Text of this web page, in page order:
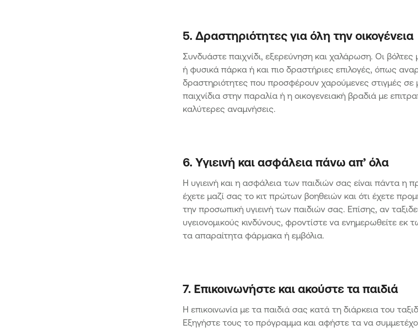
5. Δραστηριότητες για όλη την οικογένεια
Συνδυάστε παιχνίδι, εξερεύνηση και χαλάρωση. Οι
ή φυσικά πάρκα ή και πιο δραστήριες επιλογές, όπως
δραστηριότητες που προσφέρουν χαρούμενες στιγμές σε
παιχνίδια στην παραλία ή η οικογενειακή βραδιά με
καλύτερες αναμνήσεις.
6. Υγιεινή και ασφάλεια πάνω απ’ όλα
Η υγιεινή και η ασφάλεια των παιδιών σας είναι πάντα η
έχετε μαζί σας το κιτ πρώτων βοηθειών και ότι έχετε
την προσωπική υγιεινή των παιδιών σας. Επίσης, αν
υγειονομικούς κινδύνους, φροντίστε να ενημερωθείτε εκ
τα απαραίτητα φάρμακα ή εμβόλια.
7. Επικοινωνήστε και ακούστε τα παιδιά
Η επικοινωνία με τα παιδιά σας κατά τη διάρκεια του
Εξηγήστε τους το πρόγραμμα και αφήστε τα να